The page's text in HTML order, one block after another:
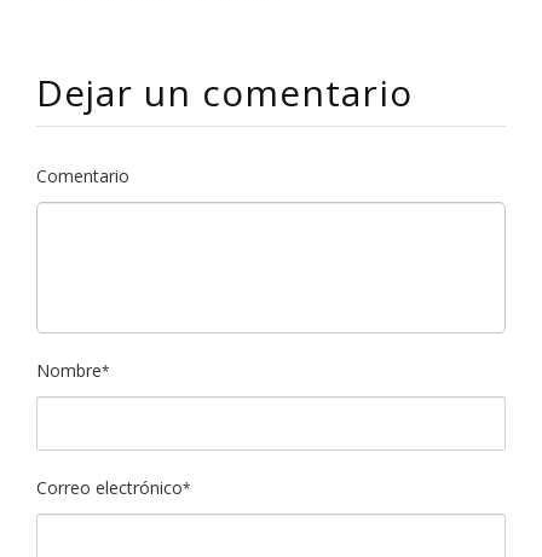
Dejar un comentario
Comentario
Nombre*
Correo electrónico*